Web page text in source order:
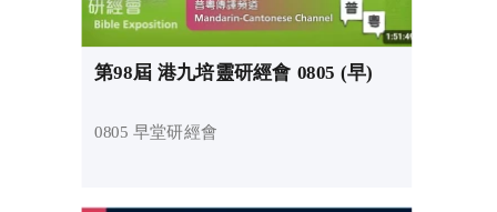
第98屆 港九培靈研經會 0805 (早)
0805 早堂研經會